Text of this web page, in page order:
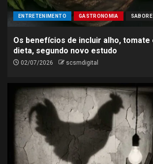
ENTRETENIMENTO GASTRONOMIA
Os benefícios de incluir alho, tomate
dieta, segundo novo estudo
02/07/2026 scsmdigital